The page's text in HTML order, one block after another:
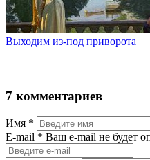
Выходим из-под приворота
7 комментариев
Имя *
Е-mail * Ваш e-mail не будет